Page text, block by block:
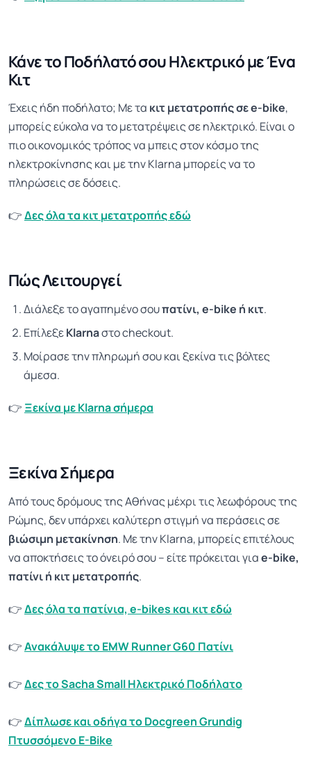
Κάνε το Ποδήλατό σου Ηλεκτρικό με Ένα
Κιτ
Έχεις ήδη ποδήλατο; Με τα κιτ μετατροπής σε e-bike,
μπορείς εύκολα να το μετατρέψεις σε ηλεκτρικό. Είναι ο
πιο οικονομικός τρόπος να μπεις στον κόσμο της
ηλεκτροκίνησης και με την Klarna μπορείς να το
πληρώσεις σε δόσεις.
👉Δες όλα τα κιτ μετατροπής εδώ
Πώς Λειτουργεί
Διάλεξε το αγαπημένο σουπατίνι, e-bike ή κιτ.
ΕπίλεξεKlarnaστο checkout.
Μοίρασε την πληρωμή σου και ξεκίνα τις βόλτες
άμεσα.
👉 Ξεκίνα με Klarna σήμερα
Ξεκίνα Σήμερα
Από τους δρόμους της Αθήνας μέχρι τις λεωφόρους της
Ρώμης, δεν υπάρχει καλύτερη στιγμή να περάσεις σε
βιώσιμη μετακίνηση. Με την Klarna, μπορείς επιτέλους
να αποκτήσεις το όνειρό σου – είτε πρόκειται γιαe-bike,
πατίνι ή κιτ μετατροπής.
👉Δες όλα τα πατίνια, e-bikes και κιτ εδώ
👉Ανακάλυψε το EMW Runner G60 Πατίνι
👉Δες το Sacha Small Ηλεκτρικό Ποδήλατο
👉Δίπλωσε και οδήγα το Docgreen Grundig
Πτυσσόμενο E-Bike